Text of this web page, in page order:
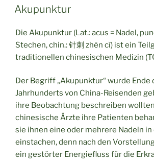
AM
Akupunktur
Die Akupunktur (Lat.: acus = Nadel,
Stechen, chin.: 针刺 zhēn cì) ist ein
traditionellen chinesischen Medizin
Der Begriff „Akupunktur“ wurde Ende
Jahrhunderts von China-Reisenden
ihre Beobachtung beschreiben
chinesische Ärzte ihre Patienten
sie ihnen eine oder mehrere Nadeln
einstachen, denn nach den
ein gestörter Energiefluss für die